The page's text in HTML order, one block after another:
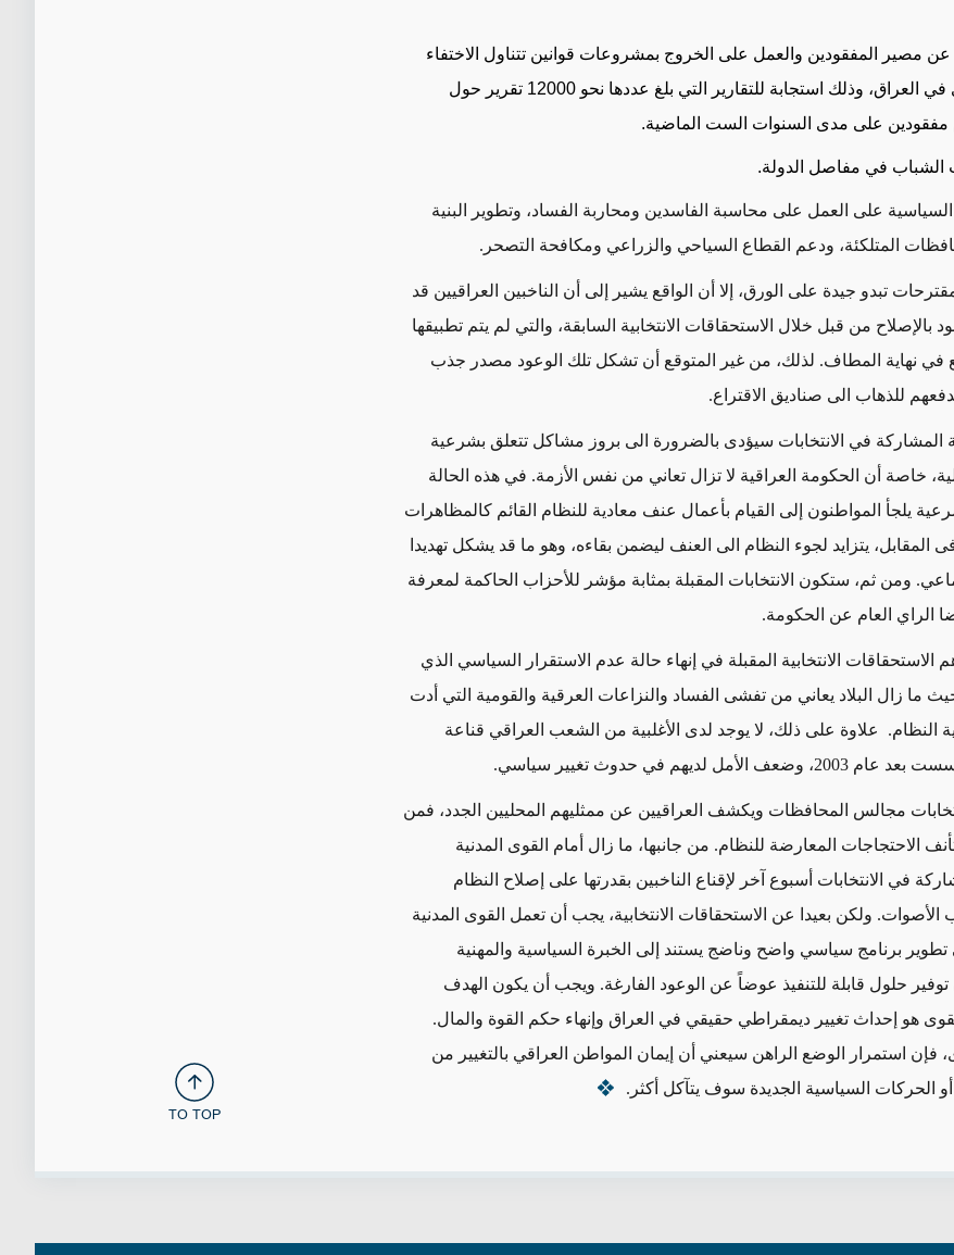
مصير المفقودين والعمل على الخروج بمشروعات قوانين تتناول الاختفاء
القسري في العراق، وذلك استجابة للتقارير التي بلغ عددها نحو 12000 تقرير حول
على مدى السنوات الست الماضية.
الشباب في مفاصل الدولة.
على العمل على محاسبة الفاسدين ومحاربة الفساد، وتطوير البنية
المتلكئة، ودعم القطاع السياحي والزراعي ومكافحة التصحر.
تبدو جيدة على الورق، إلا أن الواقع يشير إلى أن الناخبين العراقيين قد
بالإصلاح من قبل خلال الاستحقاقات الانتخابية السابقة، والتي لم يتم تطبيقها
في نهاية المطاف. لذلك، من غير المتوقع أن تشكل تلك الوعود مصدر جذب
للذهاب الى صناديق الاقتراع.
المشاركة في الانتخابات سيؤدى بالضرورة الى بروز مشاكل تتعلق بشرعية
خاصة أن الحكومة العراقية لا تزال تعاني من نفس الأزمة. في هذه الحالة
يلجأ المواطنون إلى القيام بأعمال عنف معادية للنظام القائم كالمظاهرات
المقابل، يتزايد لجوء النظام الى العنف ليضمن بقاءه، وهو ما قد يشكل تهديدا
ومن ثم، ستكون الانتخابات المقبلة بمثابة مؤشر للأحزاب الحاكمة لمعرفة
الراي العام عن الحكومة.
الاستحقاقات الانتخابية المقبلة في إنهاء حالة عدم الاستقرار السياسي الذي
ما زال البلاد يعاني من تفشى الفساد والنزاعات العرقية والقومية التي أدت
النظام. علاوة على ذلك، لا يوجد لدى الأغلبية من الشعب العراقي قناعة
الأمل لديهم في حدوث تغيير سياسي.
مجالس المحافظات ويكشف العراقيين عن ممثليهم المحليين الجدد، فمن
الاحتجاجات المعارضة للنظام. من جانبها، ما زال أمام القوى المدنية
في الانتخابات أسبوع آخر لإقناع الناخبين بقدرتها على إصلاح النظام
الأصوات. ولكن بعيدا عن الاستحقاقات الانتخابية، يجب أن تعمل القوى المدنية
تطوير برنامج سياسي واضح وناضج يستند إلى الخبرة السياسية والمهنية
حلول قابلة للتنفيذ عوضاً عن الوعود الفارغة. ويجب أن يكون الهدف
هو إحداث تغيير ديمقراطي حقيقي في العراق وإنهاء حكم القوة والمال.
فإن استمرار الوضع الراهن سيعني أن إيمان المواطن العراقي بالتغيير من
أو الحركات السياسية الجديدة سوف يتآكل أكثر .
TO TOP